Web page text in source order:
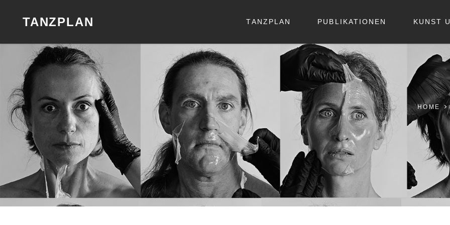
TANZPLAN TANZPLAN PUBLIKATIONEN KUNST
HOME